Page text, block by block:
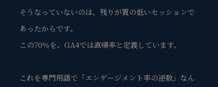
そうなっていないのは、残りが質の低いセッションで
あったからです。
この70％を、GA4では直帰率と定義しています。
これを専門用語で「エンゲージメント率の逆数」なん